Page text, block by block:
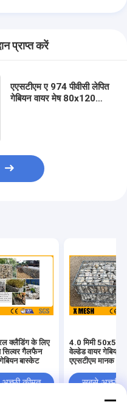
प्राप्त करें
एएसटीएम ए 974 पीवीसी लेपित
गेबियन वायर मेष 80x120
क्लैडिंग के लिए
सिल्वर गैलफैन
बास्केट
कीमत
4.0 मिमी 50x50
वेल्डेड वायर गेबियन
एएसटीएम मानक
सबसे अच्छी